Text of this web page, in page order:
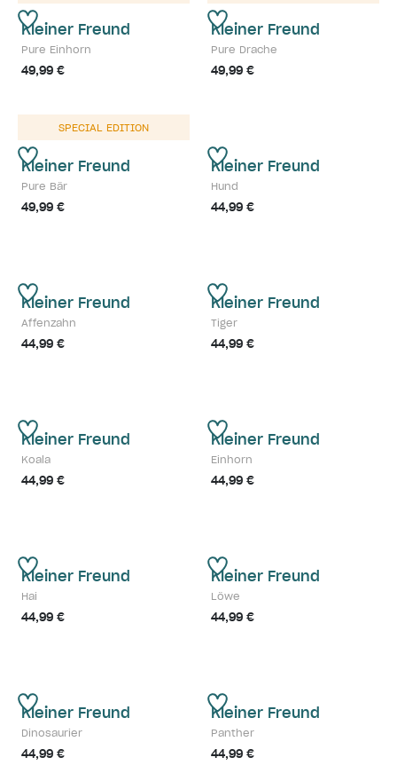
Kleiner Freund
Pure Einhorn
49,99 €
Kleiner Freund
Pure Drache
49,99 €
SPECIAL EDITION
Kleiner Freund
Pure Bär
49,99 €
Kleiner Freund
Hund
44,99 €
Kleiner Freund
Affenzahn
44,99 €
Kleiner Freund
Tiger
44,99 €
Kleiner Freund
Koala
44,99 €
Kleiner Freund
Einhorn
44,99 €
Kleiner Freund
Hai
44,99 €
Kleiner Freund
Löwe
44,99 €
Kleiner Freund
Dinosaurier
44,99 €
Kleiner Freund
Panther
44,99 €